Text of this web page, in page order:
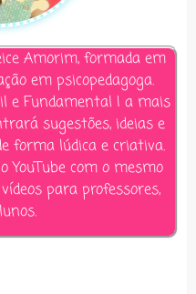
Amorim, formada em
em psicopedagoga.
e Fundamental I a mais
sugestões, ideias e
forma lúdica e criativa.
com o mesmo
para professores,